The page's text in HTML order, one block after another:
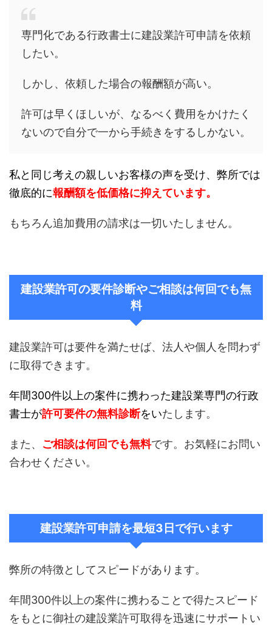
専門化である行政書士に建設業許可申請を依頼
したい。
しかし、依頼した場合の報酬額が高い。
許可は早くほしいが、なるべく費用をかけたく
ないので自分で一から手続きをするしかない。
私と同じ考えの親しいお客様の声を受け、弊所では
徹底的に報酬額を低価格に抑えています。
もちろん追加費用の請求は一切いたしません。
建設業許可の要件診断やご相談は何回でも無
料
建設業許可は要件を満たせば、法人や個人を問わず
に取得できます。
年間300件以上の案件に携わった建設業専門の行政
書士が許可要件の無料診断をいたします。
また、 ご相談は何回でも無料です。お気軽にお問い
合わせください。
建設業許可申請を最短3日で行います
弊所の特徴としてスピードがあります。
年間300件以上の案件に携わることで得たスピード
をもとに御社の建設業許可取得を迅速にサポートい